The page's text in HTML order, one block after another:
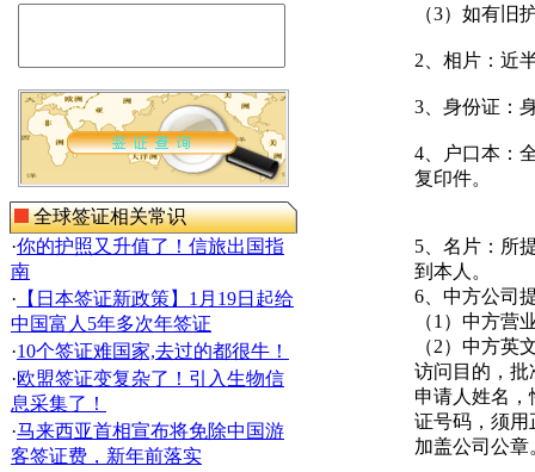
全球签证相关常识
·你的护照又升值了！信旅出国指
南
· 【日本签证新政策】1月19日起给
中国富人5年多次年签证
·10个签证难国家,去过的都很牛！
·欧盟签证变复杂了！引入生物信
息采集了！
·马来西亚首相宣布将免除中国游
客签证费，新年前落实
（3）如有旧
2、相片：近
3、身份证：
4、户口本：
复印件。
5、名片：所
到本人。
6、中方公司
（1）中方营
（2）中方英
访问目的，批
申请人姓名
证号码，须用
加盖公司公章